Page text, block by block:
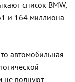
список BMW,
и 164 миллиона
автомобильная
не волнуют